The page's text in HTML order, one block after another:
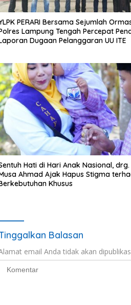
PERARI Bersama Sejumlah
Lampung Tengah Percepat
Dugaan Pelanggaran UU ITE
Hati di Hari Anak Nasional,
Ahmad Ajak Hapus Stigma
Khusus
Balasan
email Anda tidak akan